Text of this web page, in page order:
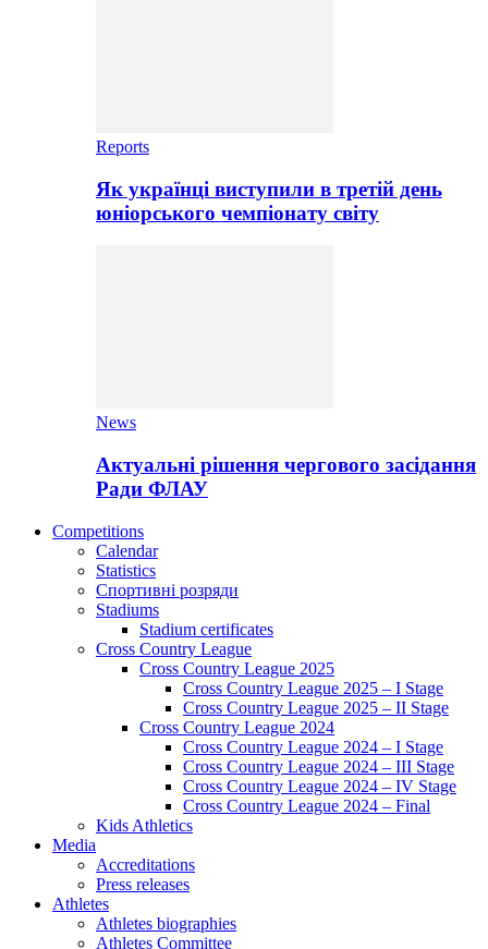
Reports
Як українці виступили в третій день
юніорського чемпіонату світу
News
Актуальні рішення чергового засідання
Ради ФЛАУ
Competitions
Calendar
Statistics
Спортивні розряди
Stadiums
Stadium certificates
Cross Country League
Cross Country League 2025
Cross Country League 2025 – I Stage
Cross Country League 2025 – II Stage
Cross Country League 2024
Cross Country League 2024 – I Stage
Cross Country League 2024 – III Stage
Cross Country League 2024 – IV Stage
Cross Country League 2024 – Final
Kids Athletics
Media
Accreditations
Press releases
Athletes
Athletes biographies
Athletes Committee